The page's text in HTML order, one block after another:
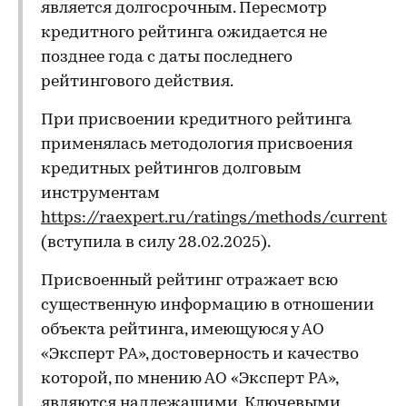
является долгосрочным. Пересмотр
кредитного рейтинга ожидается не
позднее года с даты последнего
рейтингового действия.
При присвоении кредитного рейтинга
применялась методология присвоения
кредитных рейтингов долговым
инструментам
https://raexpert.ru/ratings/methods/current
(вступила в силу 28.02.2025).
Присвоенный рейтинг отражает всю
существенную информацию в отношении
объекта рейтинга, имеющуюся у АО
«Эксперт РА», достоверность и качество
которой, по мнению АО «Эксперт РА»,